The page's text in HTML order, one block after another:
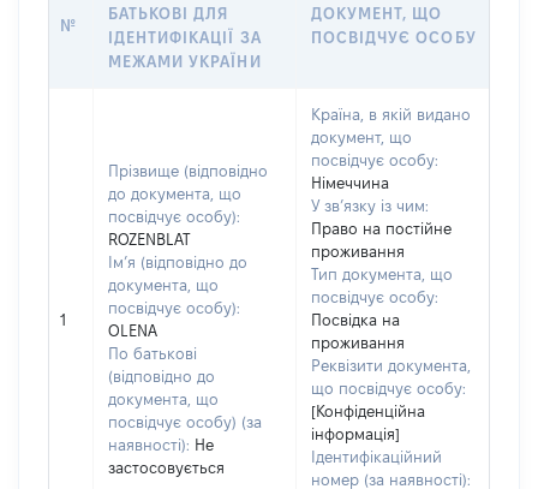
№
БАТЬКОВІ ДЛЯ
ІДЕНТИФІКАЦІЇ ЗА
МЕЖАМИ УКРАЇНИ
ДОКУМЕНТ, ЩО
ПОСВІДЧУЄ ОСОБУ
1
Прізвище (відповідно
до документа, що
посвідчує особу):
ROZENBLAT
Ім’я (відповідно до
документа, що
посвідчує особу):
OLENA
По батькові
(відповідно до
документа, що
посвідчує особу) (за
наявності): Не
застосовується
Країна, в якій видано
документ, що
посвідчує особу:
Німеччина
У зв’язку із чим:
Право на постійне
проживання
Тип документа, що
посвідчує особу:
Посвідка на
проживання
Реквізити документа,
що посвідчує особу:
[Конфіденційна
інформація]
Ідентифікаційний
номер (за наявності):